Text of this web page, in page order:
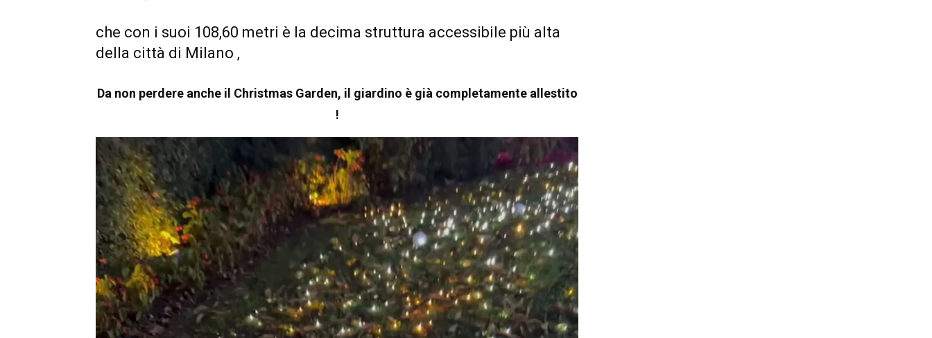
che con i suoi 108,60 metri è la decima struttura accessibile più alta
della città di Milano ,
Da non perdere anche il Christmas Garden, il giardino è già completamente allestito
!